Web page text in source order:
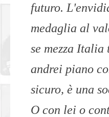
futuro.
medaglia al
se mezza
andrei piano
sicuro, è una
O con lei o